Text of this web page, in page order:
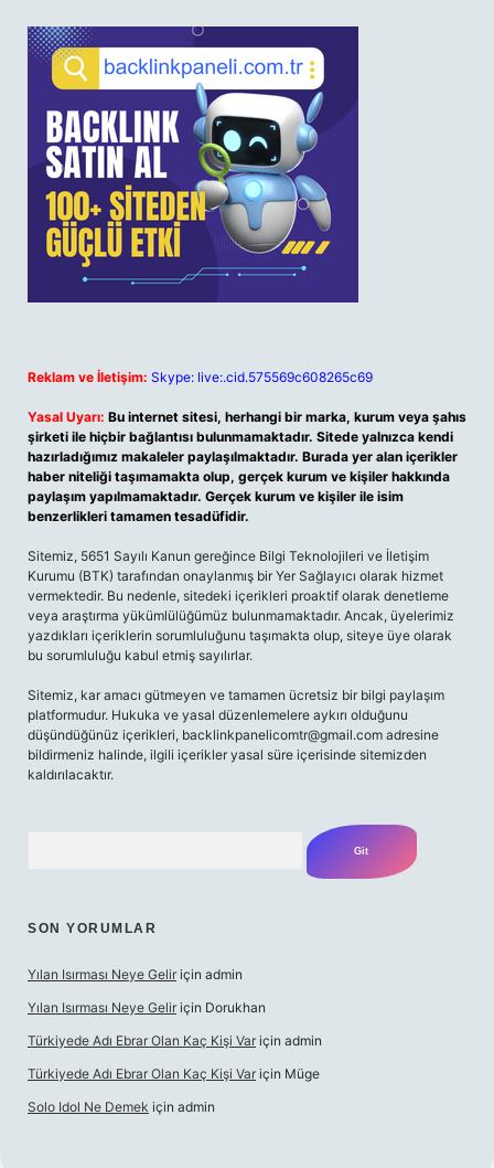
Reklam ve İletişim: Skype: live:.cid.575569c608265c69
Yasal Uyarı: Bu internet sitesi, herhangi bir marka, kurum veya şahıs
şirketi ile hiçbir bağlantısı bulunmamaktadır. Sitede yalnızca kendi
hazırladığımız makaleler paylaşılmaktadır. Burada yer alan içerikler
haber niteliği taşımamakta olup, gerçek kurum ve kişiler hakkında
paylaşım yapılmamaktadır. Gerçek kurum ve kişiler ile isim
benzerlikleri tamamen tesadüfidir.
Sitemiz, 5651 Sayılı Kanun gereğince Bilgi Teknolojileri ve İletişim
Kurumu (BTK) tarafından onaylanmış bir Yer Sağlayıcı olarak hizmet
vermektedir. Bu nedenle, sitedeki içerikleri proaktif olarak denetleme
veya araştırma yükümlülüğümüz bulunmamaktadır. Ancak, üyelerimiz
yazdıkları içeriklerin sorumluluğunu taşımakta olup, siteye üye olarak
bu sorumluluğu kabul etmiş sayılırlar.
Sitemiz, kar amacı gütmeyen ve tamamen ücretsiz bir bilgi paylaşım
platformudur. Hukuka ve yasal düzenlemelere aykırı olduğunu
düşündüğünüz içerikleri, backlinkpanelicomtr@gmail.com adresine
bildirmeniz halinde, ilgili içerikler yasal süre içerisinde sitemizden
kaldırılacaktır.
SON YORUMLAR
Yılan Isırması Neye Gelir için admin
Yılan Isırması Neye Gelir için Dorukhan
Türkiyede Adı Ebrar Olan Kaç Kişi Var için admin
Türkiyede Adı Ebrar Olan Kaç Kişi Var için Müge
Solo Idol Ne Demek için admin